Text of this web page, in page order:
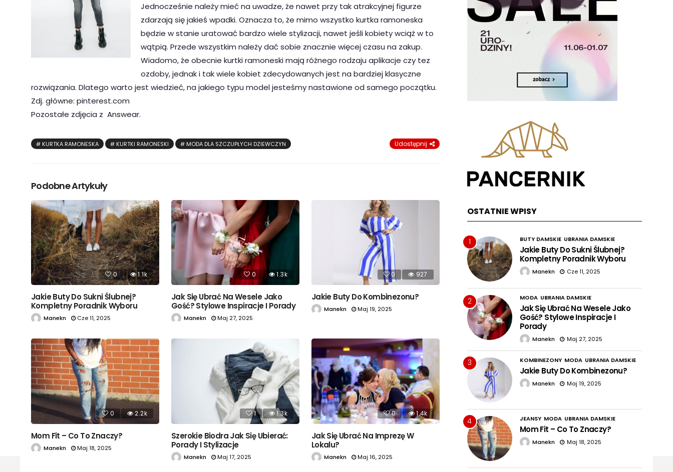
Jednocześnie należy mieć na uwadze, że nawet przy tak atrakcyjnej figurze
zdarzają się jakieś wpadki. Oznacza to, że mimo wszystko kurtka ramoneska
będzie w stanie uratować bardzo wiele stylizacji, nawet jeśli kobiety wciąż w to
wątpią. Przede wszystkim należy dać sobie znacznie więcej czasu na zakup.
Wiadomo, że obecnie kurtki ramoneski mają różnego rodzaju aplikacje czy tez
ozdoby, jednak i tak wiele kobiet zdecydowanych jest na bardziej klasyczne
rozwiązania. Dlatego warto jest wiedzieć, na jakiego typu model jesteśmy nastawione od samego początku.
Zdj. główne: pinterest.com
Pozostałe zdjęcia z Answear.
KURTKA RAMONESKA KURTKI RAMONESKI MODA DLA SZCZUPŁYCH DZIEWCZYN Udostępnij
Podobne Artykuły
0 1.1k
Jakie Buty Do Sukni Ślubnej?
Kompletny Poradnik Wyboru
Manekn Cze 11, 2025
0 1.3k
Jak Się Ubrać Na Wesele Jako
Gość? Stylowe Inspiracje I Porady
Manekn Maj 27, 2025
0 927
Jakie Buty Do Kombinezonu?
Manekn Maj 19, 2025
0 2.2k
Mom Fit – Co To Znaczy?
Manekn Maj 18, 2025
1 1.3k
Szerokie Biodra Jak Się Ubierać:
Porady I Stylizacje
Manekn Maj 17, 2025
0 1.4k
Jak Się Ubrać Na Imprezę W
Lokalu?
Manekn Maj 16, 2025
OSTATNIE WPISY
1 BUTY DAMSKIE UBRANIA DAMSKIE
Jakie Buty Do Sukni Ślubnej?
Kompletny Poradnik Wyboru
Manekn Cze 11, 2025
2 MODA UBRANIA DAMSKIE
Jak Się Ubrać Na Wesele Jako
Gość? Stylowe Inspiracje I
Porady
Manekn Maj 27, 2025
3 KOMBINEZONY MODA UBRANIA DAMSKIE
Jakie Buty Do Kombinezonu?
Manekn Maj 19, 2025
4 JEANSY MODA UBRANIA DAMSKIE
Mom Fit – Co To Znaczy?
Manekn Maj 18, 2025